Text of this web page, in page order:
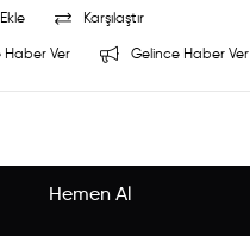
Karşılaştır
Haber Ver Gelince Haber Ver